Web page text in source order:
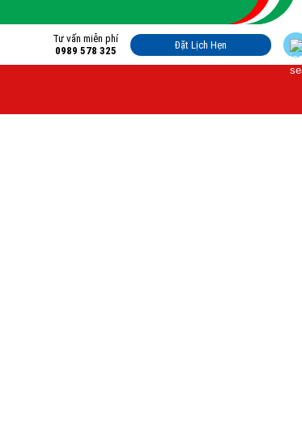
Tư vấn miễn phí
0989 578 325
Đặt Lịch Hẹn